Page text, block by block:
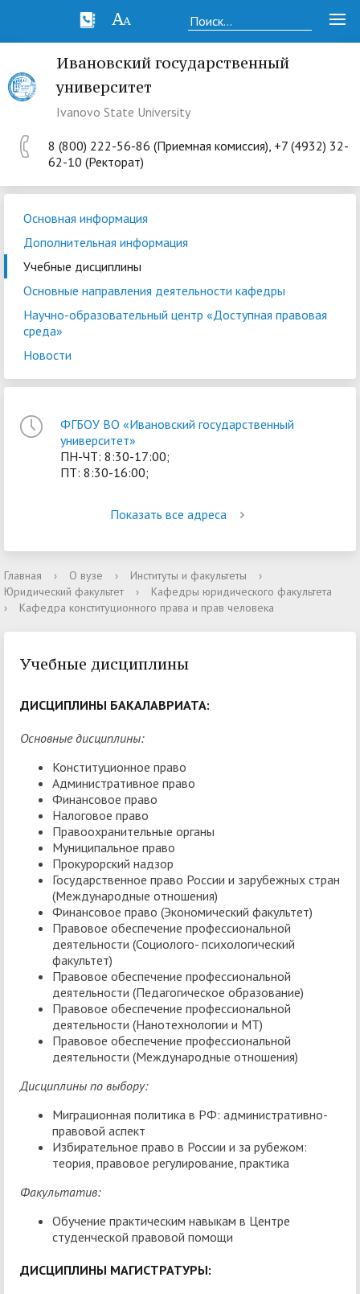
Ивановский государственный
университет
Ivanovo State University
8 (800) 222-56-86 (Приемная комиссия), +7 (4932) 32-
62-10 (Ректорат)
Основная информация
Дополнительная информация
Учебные дисциплины
Основные направления деятельности кафедры
Научно-образовательный центр «Доступная правовая
среда»
Новости
ФГБОУ ВО «Ивановский государственный
университет»
ПН-ЧТ: 8:30-17:00;
ПТ: 8:30-16:00;
Показать все адреса
Главная › О вузе › Институты и факультеты
›
Юридический факультет
›
Кафедры юридического факультета
›
Кафедра конституционного права и прав человека
Учебные дисциплины
ДИСЦИПЛИНЫ БАКАЛАВРИАТА:
Основные дисциплины:
Конституционное право
Административное право
Финансовое право
Налоговое право
Правоохранительные органы
Муниципальное право
Прокурорский надзор
Государственное право России и зарубежных стран
(Международные отношения)
Финансовое право (Экономический факультет)
Правовое обеспечение профессиональной
деятельности (Социолого- психологический
факультет)
Правовое обеспечение профессиональной
деятельности (Педагогическое образование)
Правовое обеспечение профессиональной
деятельности (Нанотехнологии и МТ)
Правовое обеспечение профессиональной
деятельности (Международные отношения)
Дисциплины по выбору:
Миграционная политика в РФ: административно-
правовой аспект
Избирательное право в России и за рубежом:
теория, правовое регулирование, практика
Факультатив:
Обучение практическим навыкам в Центре
студенческой правовой помощи
ДИСЦИПЛИНЫ МАГИСТРАТУРЫ: